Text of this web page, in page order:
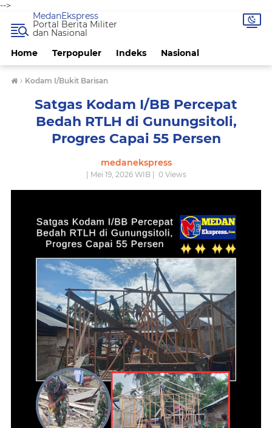
-->
Home Terpopuler Indeks Nasional
MedanEkspress
Portal Berita Militer
dan Nasional
› Kodam I/Bukit Barisan
Satgas Kodam I/BB Percepat
Bedah RTLH di Gunungsitoli,
Progres Capai 55 Persen
medanekspress
| Mei 19, 2026 WIB | 0Views